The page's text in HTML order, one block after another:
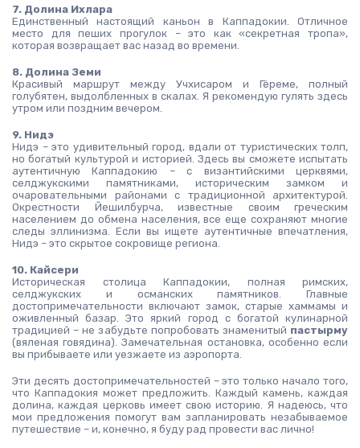
7. Долина Ихлара
Единственный настоящий каньон в Каппадокии. Отличное
место для пеших прогулок – это как «секретная тропа»,
которая возвращает вас назад во времени.
8. Долина Земи
Красивый маршрут между Учхисаром и Гёреме, полный
голубятен, выдолбленных в скалах. Я рекомендую гулять здесь
утром или поздним вечером.
9. Нидэ
Нидэ – это удивительный город, вдали от туристических толп,
но богатый культурой и историей. Здесь вы сможете испытать
аутентичную Каппадокию – с византийскими церквями,
селджукскими памятниками, историческим замком и
очаровательными районами с традиционной архитектурой.
Окрестности Йешилбурча, известные своим греческим
населением до обмена населения, все еще сохраняют многие
следы эллинизма. Если вы ищете аутентичные впечатления,
Нидэ – это скрытое сокровище региона.
10. Кайсери
Историческая столица Каппадокии, полная римских,
селджукских и османских памятников. Главные
достопримечательности включают замок, старые хаммамы и
оживленный базар. Это яркий город с богатой кулинарной
традицией – не забудьте попробовать знаменитый пастырму
(вяленая говядина). Замечательная остановка, особенно если
вы прибываете или уезжаете из аэропорта.
Эти десять достопримечательностей – это только начало того,
что Каппадокия может предложить. Каждый камень, каждая
долина, каждая церковь имеет свою историю. Я надеюсь, что
мои предложения помогут вам запланировать незабываемое
путешествие – и, конечно, я буду рад провести вас лично!